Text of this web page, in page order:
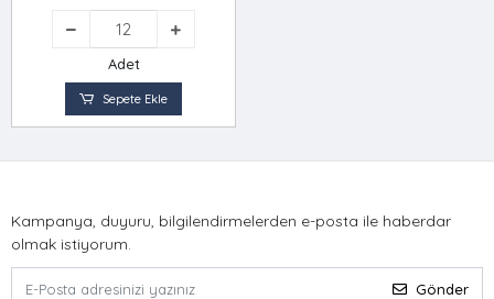
Adet
Sepete Ekle
Kampanya, duyuru, bilgilendirmelerden e-posta ile haberdar
olmak istiyorum.
Gönder